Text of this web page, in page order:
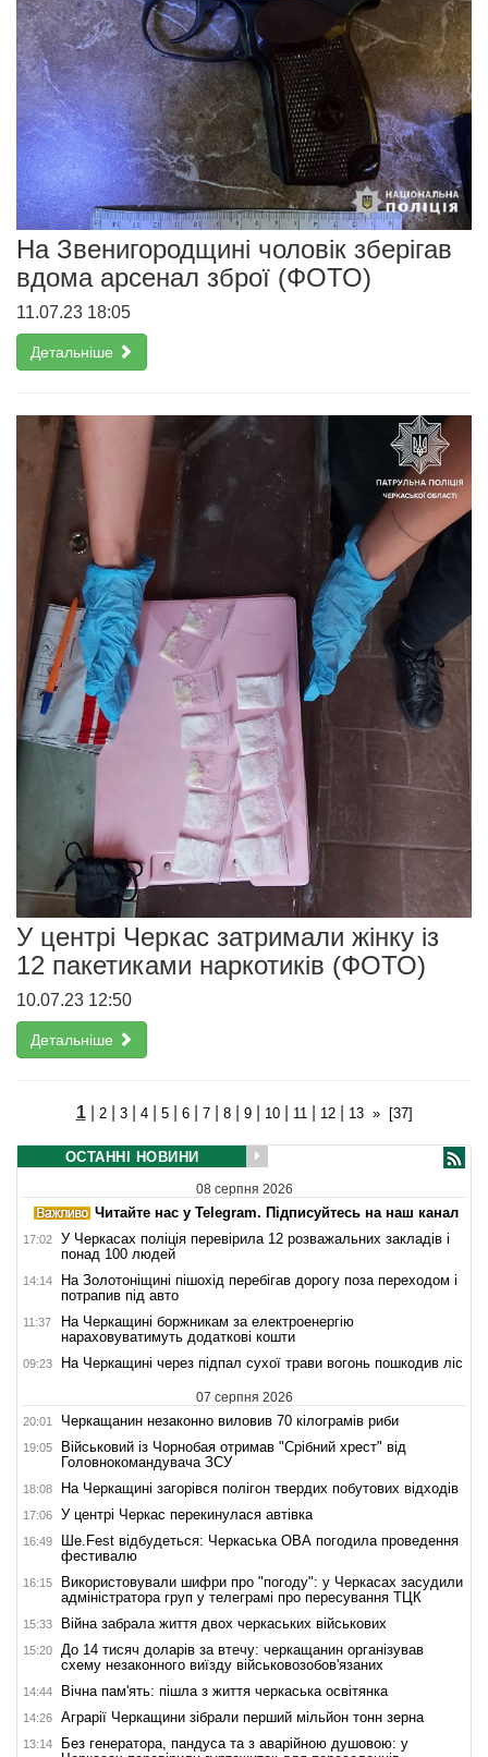
На Звенигородщині чоловік зберігав
вдома арсенал зброї (ФОТО)
11.07.23 18:05
Детальніше
У центрі Черкас затримали жінку із
12 пакетиками наркотиків (ФОТО)
10.07.23 12:50
Детальніше
1| 2| 3| 4| 5| 6| 7| 8| 9| 10| 11 12| 13 » [37]
ОСТАННІ НОВИНИ
08 серпня 2026
Читайте нас у Telegram. Підписуйтесь на наш канал
17:02
У Черкасах поліція перевірила 12 розважальних закладів і
понад 100 людей
14:14
На Золотоніщині пішохід перебігав дорогу поза переходом і
потрапив під авто
11:37
На Черкащині боржникам за електроенергію
нараховуватимуть додаткові кошти
09:23 На Черкащині через підпал сухої трави вогонь пошкодив ліс
07 серпня 2026
20:01 Черкащанин незаконно виловив 70 кілограмів риби
19:05
Військовий із Чорнобая отримав "Срібний хрест" від
Головнокомандувача ЗСУ
18:08 На Черкащині загорівся полігон твердих побутових відходів
17:06 У центрі Черкас перекинулася автівка
16:49
Ше.Fest відбудеться: Черкаська ОВА погодила проведення
фестивалю
16:15
Використовували шифри про "погоду": у Черкасах засудили
адміністратора груп у телеграмі про пересування ТЦК
15:33 Війна забрала життя двох черкаських військових
15:20
До 14 тисяч доларів за втечу: черкащанин організував
схему незаконного виїзду військовозобов'язаних
14:44 Вічна пам'ять: пішла з життя черкаська освітянка
14:26 Аграрії Черкащини зібрали перший мільйон тонн зерна
13:14
Без генератора, пандуса та з аварійною душовою: у